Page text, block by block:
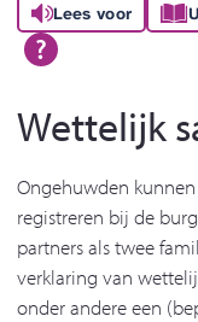
Lees voor
Wettelijk
Ongehuwden
registreren bij de
partners als twee
verklaring van
onder andere een